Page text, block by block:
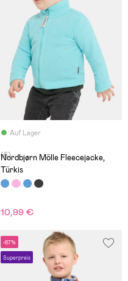
Auf Lager
(6)
Nordbjørn Mölle Fleecejacke,
Türkis
10,99 €
-67%
Superpreis